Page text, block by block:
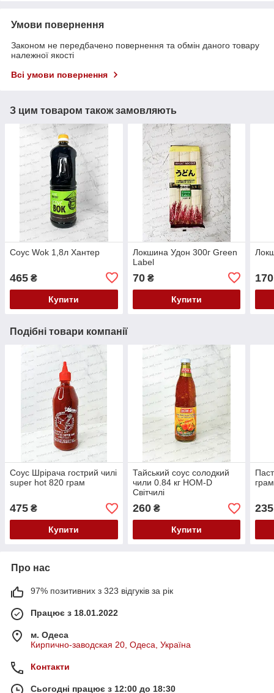
Умови повернення
Законом не передбачено повернення та обмін даного товару
належної якості
Всі умови повернення
З цим товаром також замовляють
Соус Wok 1,8л Хантер
465 ₴
Купити
Локшина Удон 300г Green
Label
70₴
Купити
170
Подібні товари компанії
Соус Шрірача гострий чилі
super hot 820 грам
475 ₴
Купити
Тайський соус солодкий
чили 0.84 кг HOM-D
Світчилі
260₴
Купити
235
Про нас
97% позитивних з 323 відгуків за рік
Працює з 18.01.2022
м. Одеса
Кирпично-заводская 20, Одеса, Україна
Контакти
Сьогодні працює з 12:00 до 18:30